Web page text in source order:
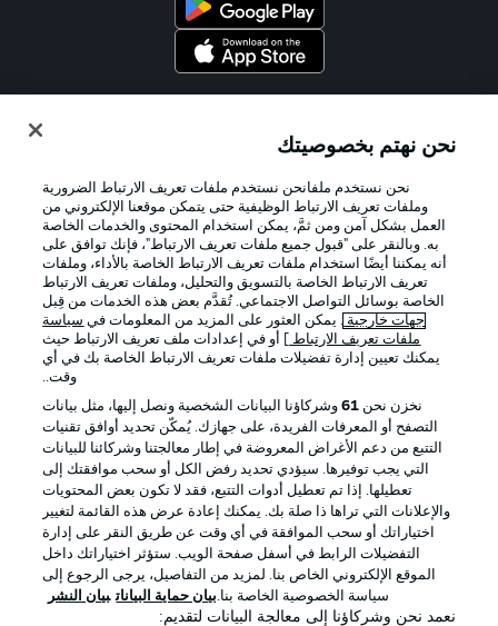
الإعلانات الإخطارات القانونية
شروط الاستخدام الوظائف
جهة النشر تواصل معنا
اللاعبون
نحن نهتم بخصوصيتك
نحن نستخدم ملفانحن نستخدم ملفات تعريف الارتباط الضرورية
وملفات تعريف الارتباط الوظيفية حتى يتمكن موقعنا الإلكتروني من
العمل بشكل آمن ومن ثمَّ، يمكن استخدام المحتوى والخدمات الخاصة
به. وبالنقر على "قبول جميع ملفات تعريف الارتباط"، فإنك توافق على
أنه يمكننا أيضًا استخدام ملفات تعريف الارتباط الخاصة بالأداء، وملفات
تعريف الارتباط الخاصة بالتسويق والتحليل، وملفات تعريف الارتباط
الخاصة بوسائل التواصل الاجتماعي. تُقدَّم بعض هذه الخدمات من قِبل
جهات خارجية . يمكن العثور على المزيد من المعلومات في سياسة
ملفات تعريف الارتباط
] أو في إعدادات ملف تعريف الارتباط حيث
يمكنك تعيين إدارة تفضيلات ملفات تعريف الارتباط الخاصة بك في أي
وقت..
نخزن نحن 61وشركاؤنا البيانات الشخصية ونصل إليها، مثل بيانات
التصفح أو المعرفات الفريدة، على جهازك. يُمكّن تحديد أوافق تقنيات
التتبع من دعم الأغراض المعروضة في إطار معالجتنا وشركائنا للبيانات
التي يجب توفيرها. سيؤدي تحديد رفض الكل أو سحب موافقتك إلى
تعطيلها. إذا تم تعطيل أدوات التتبع، فقد لا تكون بعض المحتويات
والإعلانات التي تراها ذا صلة بك. يمكنك إعادة عرض هذه القائمة لتغيير
اختياراتك أو سحب الموافقة في أي وقت عن طريق النقر على إدارة
التفضيلات الرابط في أسفل صفحة الويب. ستؤثر اختياراتك داخل
الموقع الإلكتروني الخاص بنا. لمزيد من التفاصيل، يرجى الرجوع إلى
سياسة الخصوصية الخاصة بنا.بيان حماية البيانات بيان النشر
نعمد نحن وشركاؤنا إلى معالجة البيانات لتقديم: